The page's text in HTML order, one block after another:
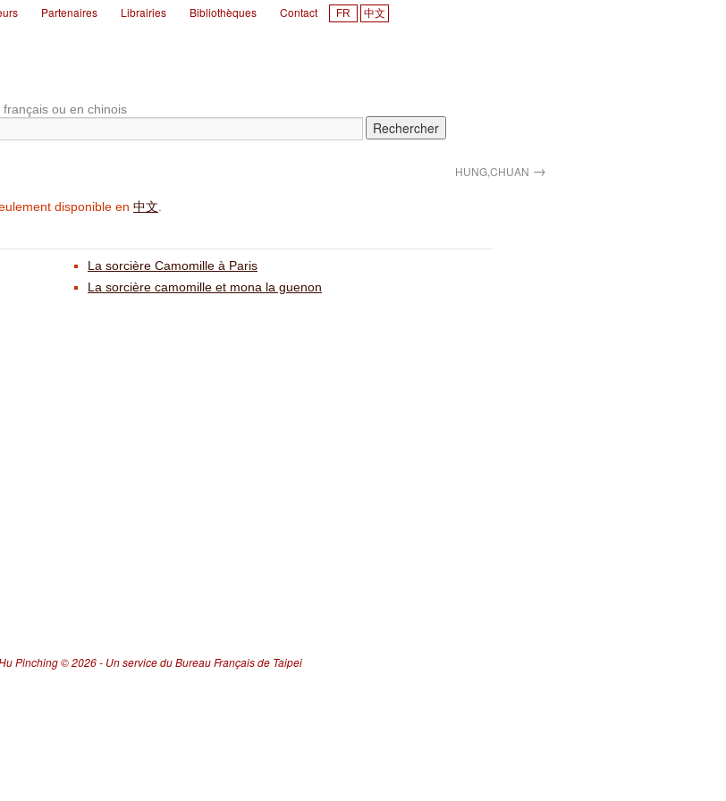
Partenaires Librairies Bibliothèques Contact FR 中文
ou en chinois
HUNG,CHUAN →
disponible en 中文
La sorcière Camomille à Paris
La sorcière camomille et mona la guenon
Pinching© 2026 - Un service du Bureau Français de Taipei